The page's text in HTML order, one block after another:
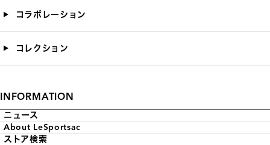
コラボレーション
コレクション
INFORMATION
ニュース
About LeSportsac
ストア検索